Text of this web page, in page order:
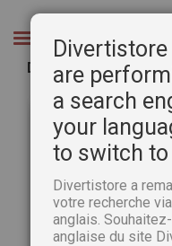
Chercher
Dessiner et peindre
Passer
galerie
d’images
are
a search
your
to switch to
Divertistore a
votre recherche
anglais.
anglaise du site